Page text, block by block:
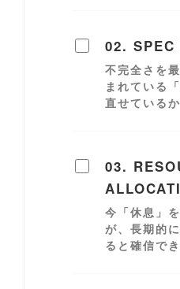
02.
不完全さを
まれている
直せているか
03.
今「休息」
が、長期的
ると確信で